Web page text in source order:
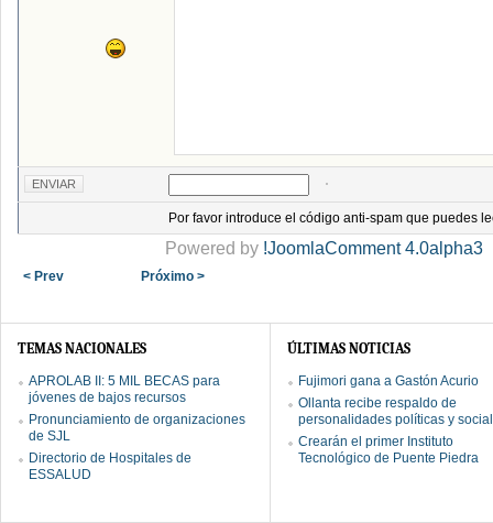
Por favor introduce el código anti-spam que puedes
Powered by !JoomlaComment 4.0alpha3
< Prev Próximo >
TEMAS NACIONALES
APROLAB II: 5 MIL BECAS para
jóvenes de bajos recursos
Pronunciamiento de organizaciones
de SJL
Directorio de Hospitales de
ESSALUD
ÚLTIMAS NOTICIAS
Fujimori gana a Gastón Acurio
Ollanta recibe respaldo de
personalidades políticas y
Crearán el primer Instituto
Tecnológico de Puente Piedra